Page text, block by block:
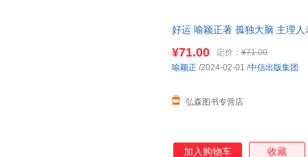
好运 喻颖正著 孤独大脑 主理
¥71.00 定价： ¥71.00
弘森图书专营店
喻颖正 /2024-02-01 /中信出版集团
加入购物车 收藏